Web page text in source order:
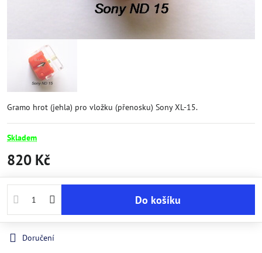
Gramo hrot (jehla) pro vložku (přenosku) Sony XL-15.
Skladem
820 Kč
Do košíku
Doručení